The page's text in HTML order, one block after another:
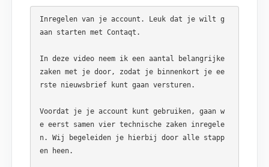
Inregelen van je account. Leuk dat je wilt g
aan starten met Contaqt.
In deze video neem ik een aantal belangrijke
zaken met je door, zodat je binnenkort je ee
rste nieuwsbrief kunt gaan versturen.
Voordat je je account kunt gebruiken, gaan w
e eerst samen vier technische zaken inregele
n. Wij begeleiden je hierbij door alle stapp
en heen.